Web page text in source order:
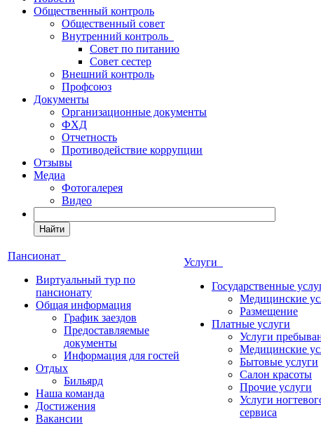
Общественный контроль
Общественный совет
Внутренний контроль
Совет по питанию
Совет сестер
Внешний контроль
Профсоюз
Документы
Организационные документы
ФХД
Отчетность
Противодействие коррупции
Отзывы
Медиа
Фотогалерея
Видео
Найти
Пансионат
Виртуальный тур по
пансионату
Общая информация
График заездов
Предоставляемые
документы
Информация для гостей
Отдых
Бильярд
Наша команда
Достижения
Вакансии
Услуги
Государственные
Медицинские
Размещение
Платные услуги
Услуги
Медицинские
Бытовые услуги
Салон красоты
Прочие услуги
Услуги
сервиса